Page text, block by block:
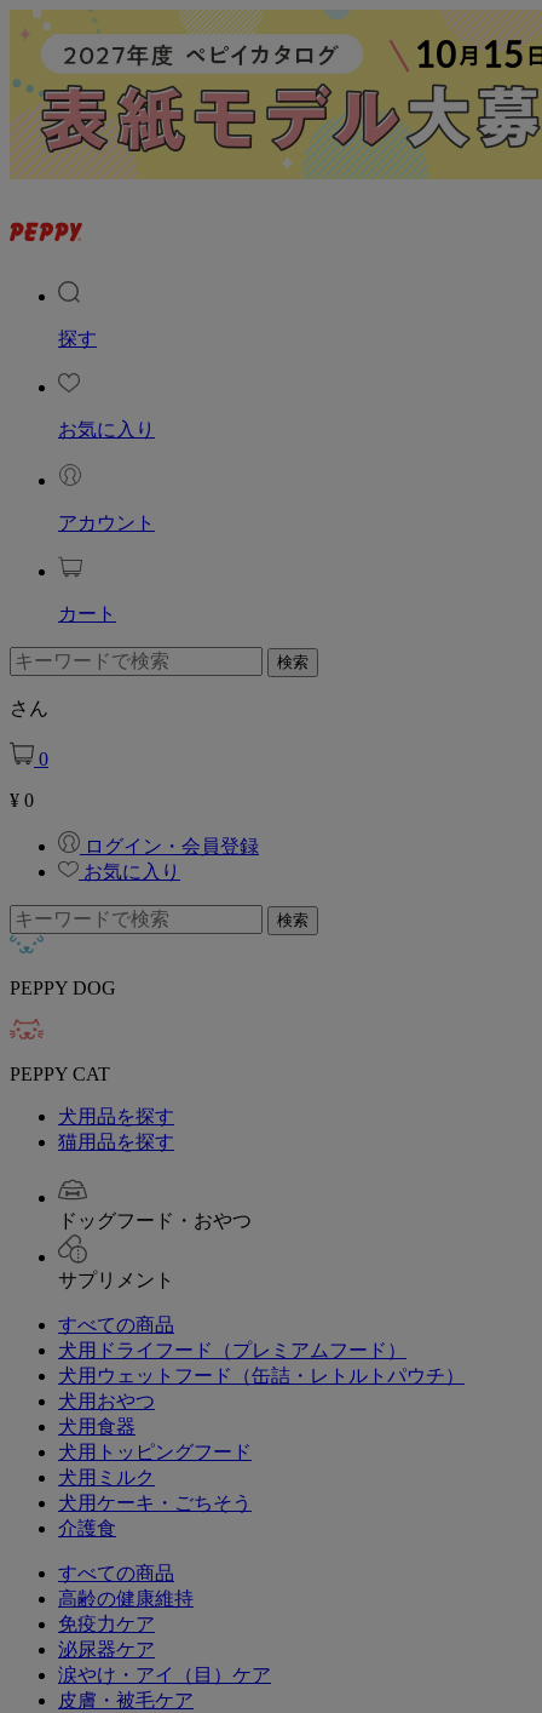
探す
お気に入り
アカウント
カート
さん
0
¥ 0
ログイン・会員登録
お気に入り
PEPPY DOG
PEPPY CAT
犬用品を探す
猫用品を探す
ドッグフード・おやつ
サプリメント
すべての商品
犬用ドライフード（プレミアムフード）
犬用ウェットフード（缶詰・レトルトパウチ）
犬用おやつ
犬用食器
犬用トッピングフード
犬用ミルク
犬用ケーキ・ごちそう
介護食
すべての商品
高齢の健康維持
免疫力ケア
泌尿器ケア
涙やけ・アイ（目）ケア
皮膚・被毛ケア